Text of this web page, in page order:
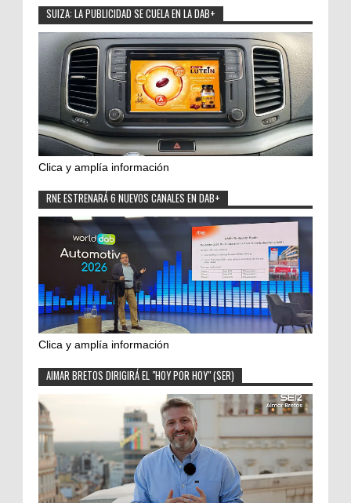
SUIZA: LA PUBLICIDAD SE CUELA EN LA DAB+
Clica y amplía información
RNE ESTRENARÁ 6 NUEVOS CANALES EN DAB+
Clica y amplía información
AIMAR BRETOS DIRIGIRÁ EL "HOY POR HOY" (SER)